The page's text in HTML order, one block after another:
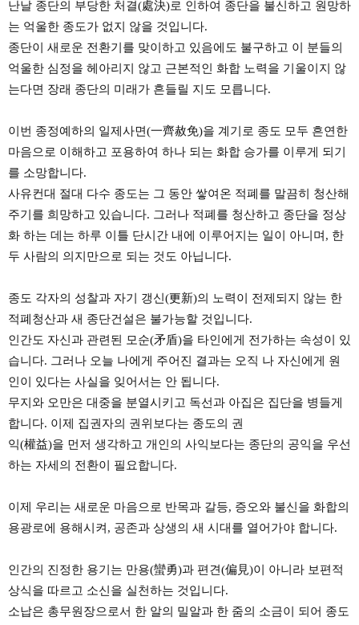
난날 종단의 부당한 처결(處決)로 인하여 종단을 불신하고 원망하
는 억울한 종도가 없지 않을 것입니다.
종단이 새로운 전환기를 맞이하고 있음에도 불구하고 이 분들의
억울한 심정을 헤아리지 않고 근본적인 화합 노력을 기울이지 않
는다면 장래 종단의 미래가 흔들릴 지도 모릅니다.
이번 종정예하의 일제사면(一齊赦免)을 계기로 종도 모두 흔연한
마음으로 이해하고 포용하여 하나 되는 화합 승가를 이루게 되기
를 소망합니다.
사유컨대 절대 다수 종도는 그 동안 쌓여온 적폐를 말끔히 청산해
주기를 희망하고 있습니다. 그러나 적폐를 청산하고 종단을 정상
화 하는 데는 하루 이틀 단시간 내에 이루어지는 일이 아니며, 한
두 사람의 의지만으로 되는 것도 아닙니다.
종도 각자의 성찰과 자기 갱신(更新)의 노력이 전제되지 않는 한
적폐청산과 새 종단건설은 불가능할 것입니다.
인간도 자신과 관련된 모순(矛盾)을 타인에게 전가하는 속성이 있
습니다. 그러나 오늘 나에게 주어진 결과는 오직 나 자신에게 원
인이 있다는 사실을 잊어서는 안 됩니다.
무지와 오만은 대중을 분열시키고 독선과 아집은 집단을 병들게
합니다. 이제 집권자의 권위보다는 종도의 권
익(權益)을 먼저 생각하고 개인의 사익보다는 종단의 공익을 우선
하는 자세의 전환이 필요합니다.
이제 우리는 새로운 마음으로 반목과 갈등, 증오와 불신을 화합의
용광로에 용해시켜, 공존과 상생의 새 시대를 열어가야 합니다.
인간의 진정한 용기는 만용(蠻勇)과 편견(偏見)이 아니라 보편적
상식을 따르고 소신을 실천하는 것입니다.
소납은 총무원장으로서 한 알의 밀알과 한 줌의 소금이 되어 종도